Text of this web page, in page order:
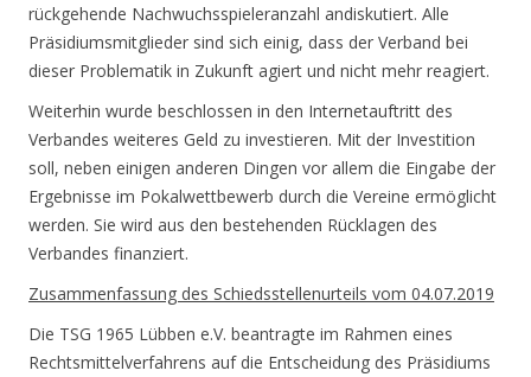
rückgehende Nachwuchsspieleranzahl andiskutiert. Alle
Präsidiumsmitglieder sind sich einig, dass der Verband bei
dieser Problematik in Zukunft agiert und nicht mehr reagiert.
Weiterhin wurde beschlossen in den Internetauftritt des
Verbandes weiteres Geld zu investieren. Mit der Investition
soll, neben einigen anderen Dingen vor allem die Eingabe der
Ergebnisse im Pokalwettbewerb durch die Vereine ermöglicht
werden. Sie wird aus den bestehenden Rücklagen des
Verbandes finanziert.
Zusammenfassung des Schiedsstellenurteils vom 04.07.2019
Die TSG 1965 Lübben e.V. beantragte im Rahmen eines
Rechtsmittelverfahrens auf die Entscheidung des Präsidiums